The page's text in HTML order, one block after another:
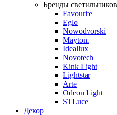
Бренды светильников
Favourite
Eglo
Nowodvorski
Maytoni
Ideallux
Novotech
Kink Light
Lightstar
Arte
Odeon Light
STLuce
Декор